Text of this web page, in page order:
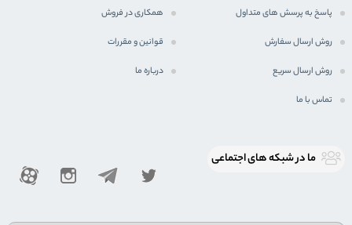
پاسخ به پرسش های متداول همکاری در فروش
روش ارسال سفارش قوانین و مقررات
روش ارسال سریع درباره ما
تماس با ما
ما در شبكه های اجتماعی